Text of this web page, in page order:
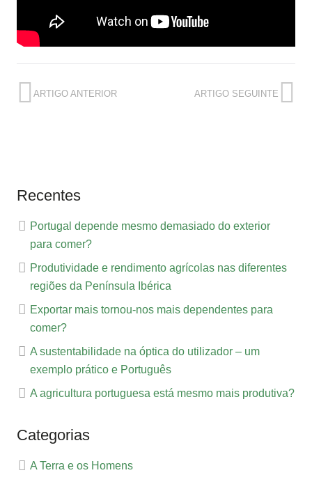
ARTIGO ANTERIOR ARTIGO SEGUINTE
Recentes
Portugal depende mesmo demasiado do exterior
para comer?
Produtividade e rendimento agrícolas nas diferentes
regiões da Península Ibérica
Exportar mais tornou-nos mais dependentes para
comer?
A sustentabilidade na óptica do utilizador – um
exemplo prático e Português
A agricultura portuguesa está mesmo mais produtiva?
Categorias
A Terra e os Homens